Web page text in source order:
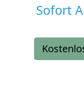
Sofort